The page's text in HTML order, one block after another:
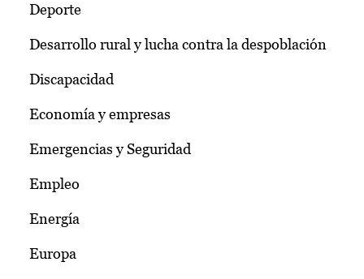
Deporte
Desarrollo rural y lucha contra la despoblación
Discapacidad
Economía y empresas
Emergencias y Seguridad
Empleo
Energía
Europa